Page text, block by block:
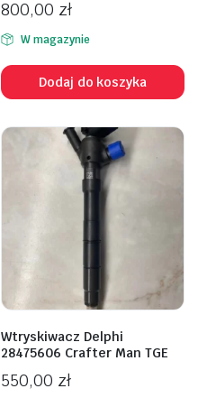
800,00 zł
W magazynie
Dodaj do koszyka
Wtryskiwacz Delphi
28475606 Crafter Man TGE
550,00 zł